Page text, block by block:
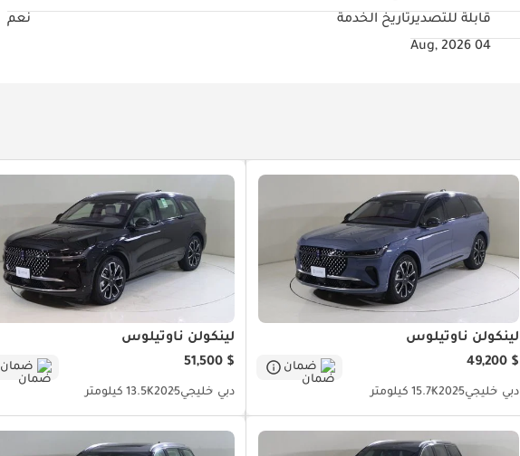
قابلة للتصديرتاريخ الخدمة
نعم
04 Aug, 2026
لينكولن ناوتيلوس
$ 49,200
ضمان
دبي خليجي202515.7K كيلومتر
لينكولن ناوتيلوس
$ 51,500
ضمان
دبي خليجي202513.5K كيلومتر